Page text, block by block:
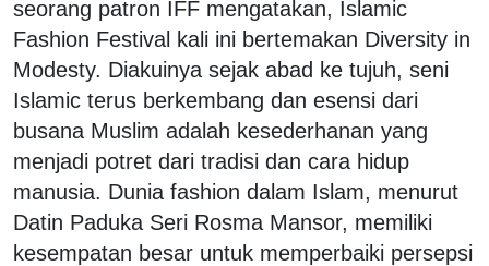
seorang patron IFF mengatakan, Islamic
Fashion Festival kali ini bertemakan Diversity in
Modesty. Diakuinya sejak abad ke tujuh, seni
Islamic terus berkembang dan esensi dari
busana Muslim adalah kesederhanan yang
menjadi potret dari tradisi dan cara hidup
manusia. Dunia fashion dalam Islam, menurut
Datin Paduka Seri Rosma Mansor, memiliki
kesempatan besar untuk memperbaiki persepsi